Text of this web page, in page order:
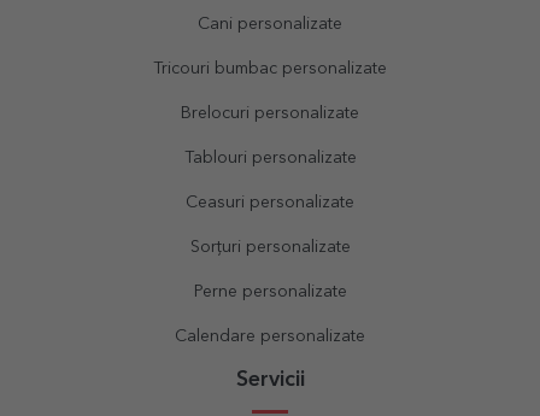
Cani personalizate
Tricouri bumbac personalizate
Brelocuri personalizate
Tablouri personalizate
Ceasuri personalizate
Sorțuri personalizate
Perne personalizate
Calendare personalizate
Servicii